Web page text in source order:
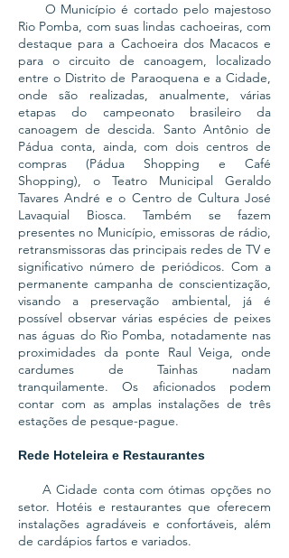
O Município é cortado pelo majestoso
Rio Pomba, com suas lindas cachoeiras, com
destaque para a Cachoeira dos Macacos e
para o circuito de canoagem, localizado
entre o Distrito de Paraoquena e a Cidade,
onde são realizadas, anualmente, várias
etapas do campeonato brasileiro da
canoagem de descida. Santo Antônio de
Pádua conta, ainda, com dois centros de
compras (Pádua Shopping e Café
Shopping), o Teatro Municipal Geraldo
Tavares André e o Centro de Cultura José
Lavaquial Biosca. Também se fazem
presentes no Município, emissoras de rádio,
retransmissoras das principais redes de TV e
significativo número de periódicos. Com a
permanente campanha de conscientização,
visando a preservação ambiental, já é
possível observar várias espécies de peixes
nas águas do Rio Pomba, notadamente nas
proximidades da ponte Raul Veiga, onde
cardumes de Tainhas nadam
tranquilamente. Os aficionados podem
contar com as amplas instalações de três
estações de pesque-pague.
Rede Hoteleira e Restaurantes
A Cidade conta com ótimas opções no
setor. Hotéis e restaurantes que oferecem
instalações agradáveis e confortáveis, além
de cardápios fartos e variados.